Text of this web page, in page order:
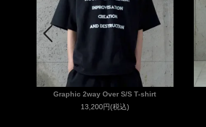
Graphic 2way Over S/S T-shirt
13,200円(税込)